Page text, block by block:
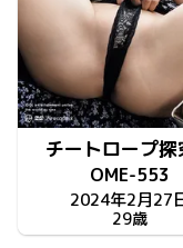
チートロープ探
OME-553
2024年2月27
29歳